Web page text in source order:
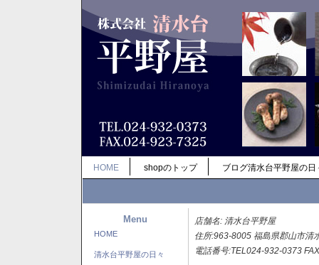
HOME shopのトップ ブログ清水台平野屋の日
Menu
HOME
清水台平野屋の日々
店舗名: 清水台平野屋
住所:963-8005 福島県郡山市清
電話番号:TEL024-932-0373